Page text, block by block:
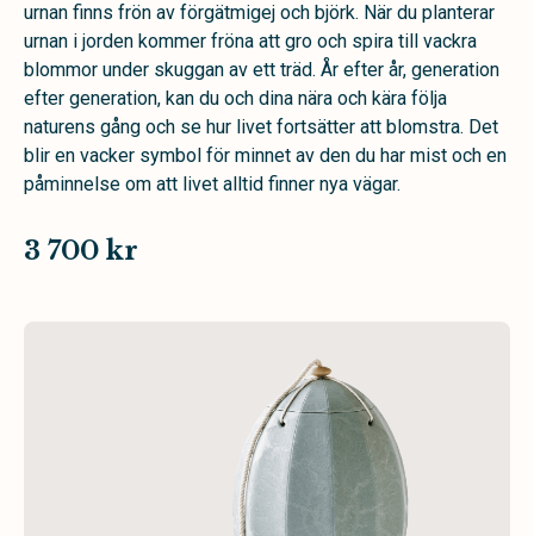
urnan finns frön av förgätmigej och björk. När du planterar
urnan i jorden kommer fröna att gro och spira till vackra
blommor under skuggan av ett träd. År efter år, generation
efter generation, kan du och dina nära och kära följa
naturens gång och se hur livet fortsätter att blomstra. Det
blir en vacker symbol för minnet av den du har mist och en
påminnelse om att livet alltid finner nya vägar.
3 700 kr